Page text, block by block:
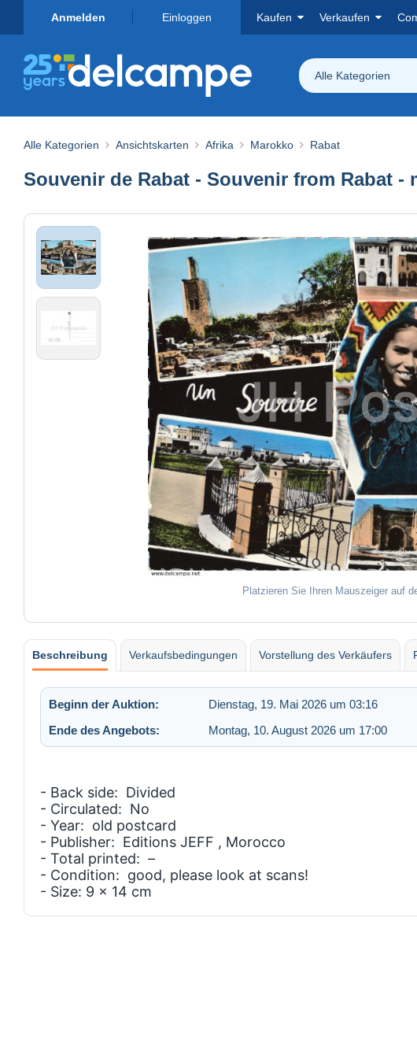
Anmelden Einloggen Kaufen Verkaufen
Alle Kategorien
Alle Kategorien Ansichtskarten Afrika Marokko Rabat
Souvenir de Rabat - Souvenir from Rabat
Platzieren Sie Ihren Mauszeiger auf
Beschreibung Verkaufsbedingungen Vorstellung des Verkäufers
Beginn der Auktion: Dienstag, 19. Mai 2026 um 03:16
Ende des Angebots:
Montag, 10. August 2026 um 17:00
- Back side: Divided
- Circulated: No
- Year: old postcard
- Publisher: Editions JEFF , Morocco
- Total printed: –
- Condition: good, please look at scans!
- Size: 9 x 14 cm